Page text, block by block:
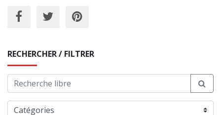
RECHERCHER / FILTRER